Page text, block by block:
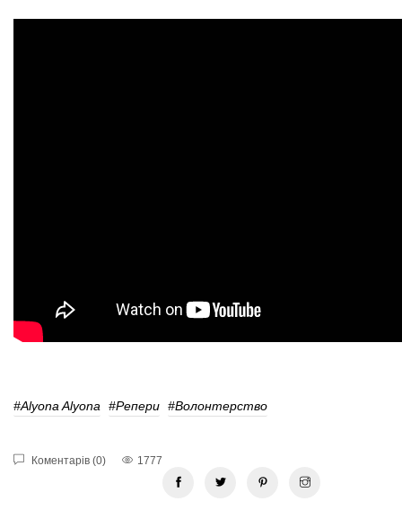
#Alyona Alyona #Репери #волонтерство
Коментарів (0) 1777